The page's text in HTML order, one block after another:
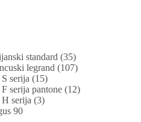
standard (35)
legrand (107)
serija (15)
serija pantone (12)
serija (3)
90